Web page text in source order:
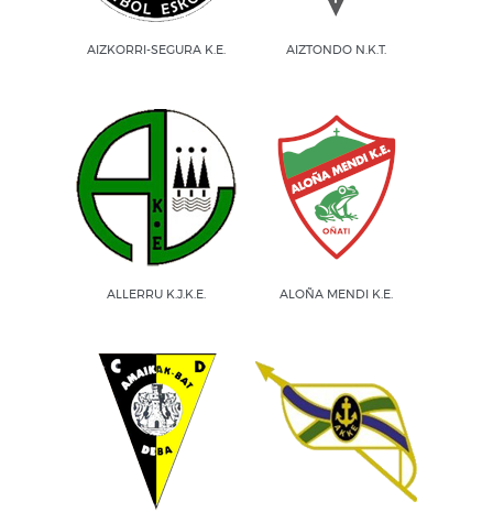
AIZKORRI-SEGURA K.E. AIZTONDO N.K.T.
ALLERRU K.J.K.E. ALOÑA MENDI K.E.